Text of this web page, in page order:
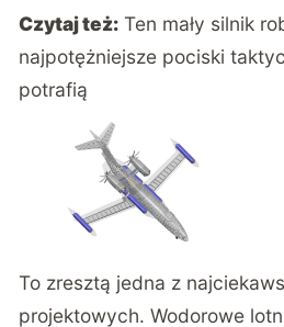
Czytaj też: Ten mały silnik
najpotężniejsze pociski
potrafią
To zresztą jedna z
projektowych. Wodorowe